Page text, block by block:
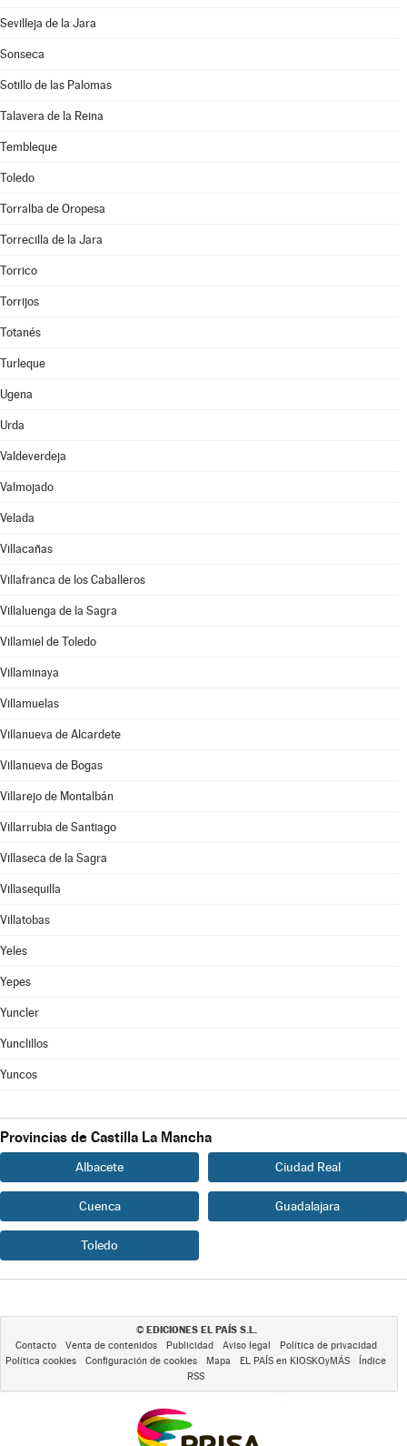
Sevilleja de la Jara
Sonseca
Sotillo de las Palomas
Talavera de la Reina
Tembleque
Toledo
Torralba de Oropesa
Torrecilla de la Jara
Torrico
Torrijos
Totanés
Turleque
Ugena
Urda
Valdeverdeja
Valmojado
Velada
Villacañas
Villafranca de los Caballeros
Villaluenga de la Sagra
Villamiel de Toledo
Villaminaya
Villamuelas
Villanueva de Alcardete
Villanueva de Bogas
Villarejo de Montalbán
Villarrubia de Santiago
Villaseca de la Sagra
Villasequilla
Villatobas
Yeles
Yepes
Yuncler
Yunclillos
Yuncos
Provincias de Castilla La Mancha
Albacete Ciudad Real
Cuenca Guadalajara
Toledo
© EDICIONES EL PAÍS S.L.
Contacto Venta de contenidos Publicidad Aviso legal
Política de privacidad
Política cookies
Configuración de cookies Mapa EL PAÍS en KIOSKOyMÁS
Índice
RSS